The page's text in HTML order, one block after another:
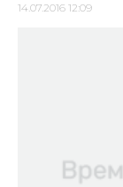
14.07.2016 12:09